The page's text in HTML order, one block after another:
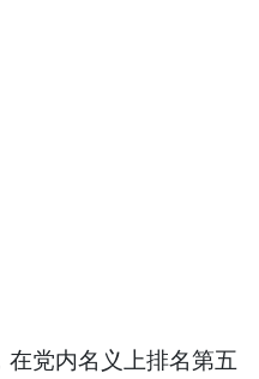
党内名义上排名第五